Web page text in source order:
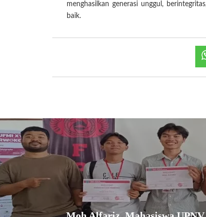
menghasilkan generasi unggul,
baik.